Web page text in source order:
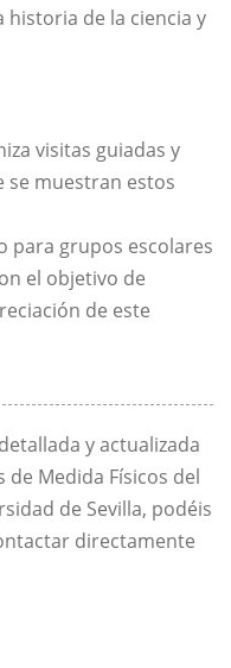
de la ciencia y
visitas guiadas y
se muestran estos
para grupos escolares
el objetivo de
de este
y actualizada
Medida Físicos del
de Sevilla, podéis
directamente